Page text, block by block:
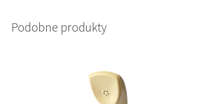
Podobne produkty